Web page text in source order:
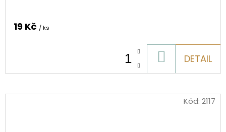
19 Kč / ks
KOŠÍKU
DETAIL
Kód: 2117